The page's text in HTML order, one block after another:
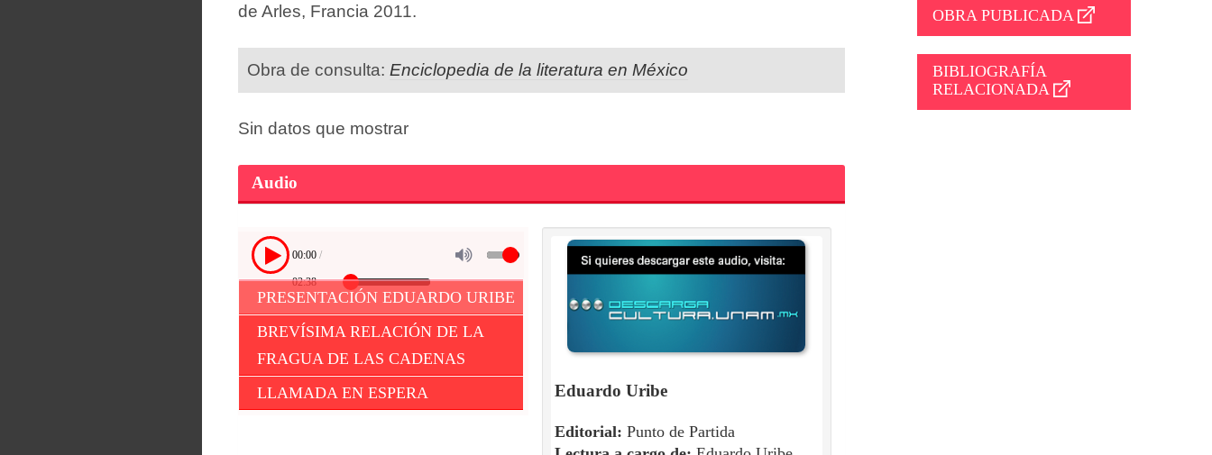
OBRA PUBLICADA
BIBLIOGRAFÍA
RELACIONADA
de Arles, Francia 2011.
Obra de consulta: Enciclopedia de la literatura en México
Sin datos que mostrar
Audio
00:00 /
02:38
PRESENTACIÓN EDUARDO URIBE
BREVÍSIMA RELACIÓN DE LA
FRAGUA DE LAS CADENAS
LLAMADA EN ESPERA
Eduardo Uribe
Editorial: Punto de Partida